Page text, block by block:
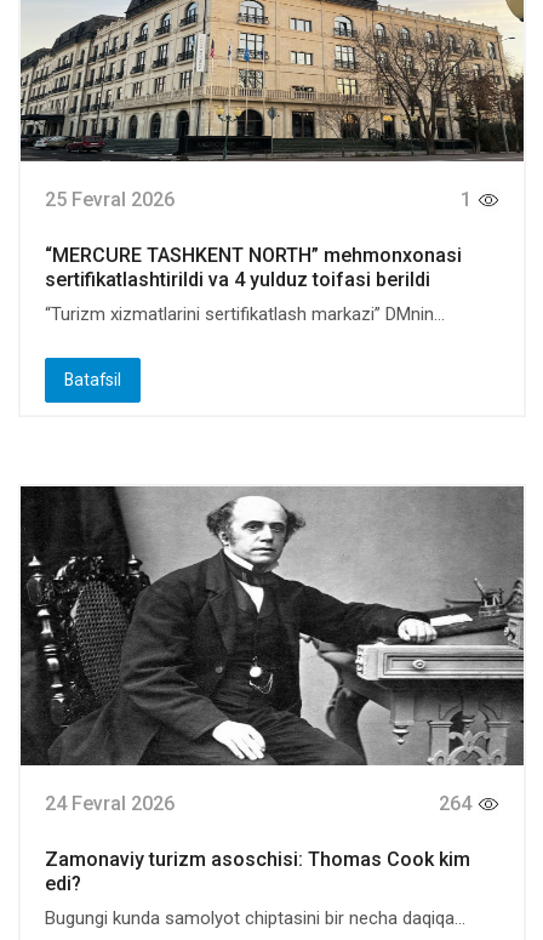
25 Fevral 2026 1
“MERCURE TASHKENT NORTH” mehmonxonasi
sertifikatlashtirildi va 4 yulduz toifasi berildi
“Turizm xizmatlarini sertifikatlash markazi” DMnin...
Batafsil
24 Fevral 2026 264
Zamonaviy turizm asoschisi: Thomas Cook kim
edi?
Bugungi kunda samolyot chiptasini bir necha daqiqa...